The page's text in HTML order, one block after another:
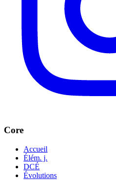
Core
Accueil
Élém. j.
DCÉ
Évolutions